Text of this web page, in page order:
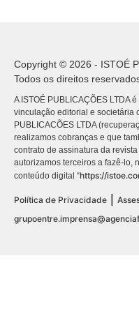
Copyright © 2026 - ISTOÉ
Todos os direitos
A ISTOÉ PUBLICAÇÕES LTDA
vinculação editorial e societária
PUBLICACÕES LTDA
realizamos cobranças e que
contrato de assinatura da
autorizamos terceiros a fazê-lo,
conteúdo digital “https://
Política de Privacidade |